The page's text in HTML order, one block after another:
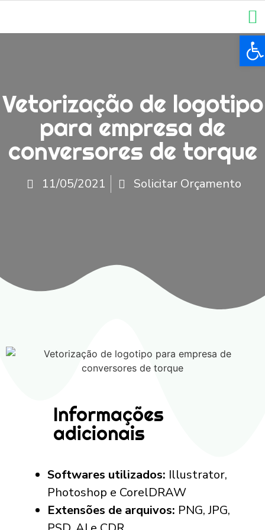
Vetorização de logotipo
para empresa de
conversores de torque
11/05/2021 Solicitar Orçamento
Informações
adicionais
Softwares utilizados: Illustrator,
Photoshop e CorelDRAW
Extensões de arquivos: PNG, JPG,